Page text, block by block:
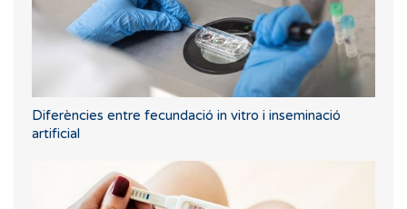
Diferències entre fecundació in vitro i inseminació
artificial